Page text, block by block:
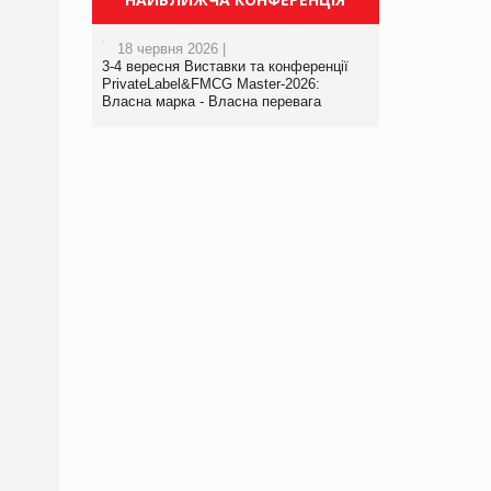
18 червня 2026 |
3-4 вересня Виставки та конференції
PrivateLabel&FMCG Master-2026:
Власна марка - Власна перевага